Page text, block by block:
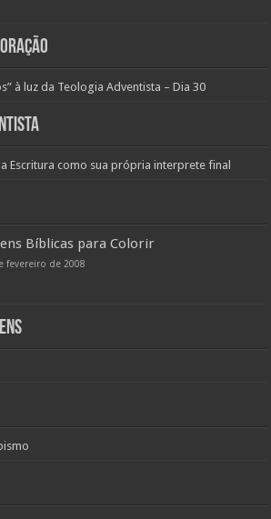
à luz da Teologia Adventista – Dia 30
Escritura como sua própria interprete final
Bíblicas para Colorir
fevereiro de 2008